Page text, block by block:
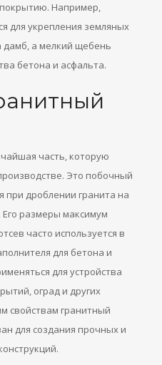
Например,
для укрепления земляных
дамб, а мелкий щебень
бетона и асфальта.
часть, которую
Это побочный
при дроблении гранита на
размеры максимум
часто используется в
для бетона и
для устройства
оград и других
свойствам гранитный
для создания прочных и